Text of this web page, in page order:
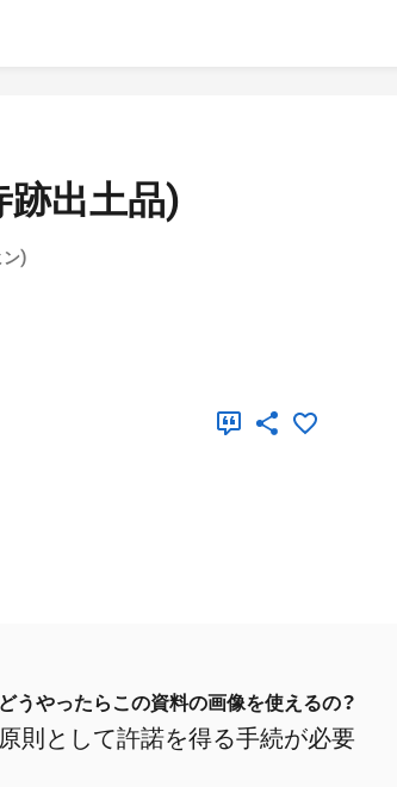
跡出土品)
ン)
どうやったらこの資料の画像を使えるの？
原則として許諾を得る手続が必要